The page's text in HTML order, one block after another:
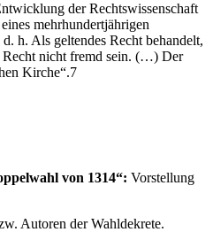
der Rechtswissenschaft
mehrhundertjährigen
h. Als geltendes Recht behandelt,
Recht nicht fremd sein. (…) Der
Kirche“.7
von 1314“: Vorstellung
Autoren der Wahldekrete.